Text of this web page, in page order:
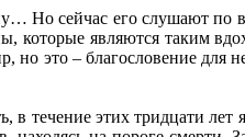
Но сейчас его слушают по
которые являются таким
это – благословение для
в течение этих тридцати лет